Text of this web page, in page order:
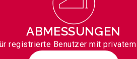
ABMESSUNGEN
registrierte Benutzer mit privatem